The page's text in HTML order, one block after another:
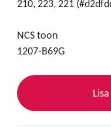
210, 223, 221
NCS toon
1207-B69G